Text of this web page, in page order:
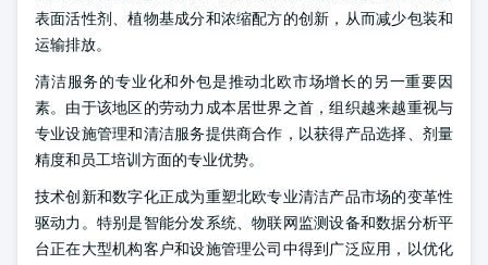
表面活性剂、植物基成分和浓缩配方的创新，从而减少包装和
运输排放。
清洁服务的专业化和外包是推动北欧市场增长的另一重要因
素。由于该地区的劳动力成本居世界之首，组织越来越重视与
专业设施管理和清洁服务提供商合作，以获得产品选择、剂量
精度和员工培训方面的专业优势。
技术创新和数字化正成为重塑北欧专业清洁产品市场的变革性
驱动力。特别是智能分发系统、物联网监测设备和数据分析平
台正在大型机构客户和设施管理公司中得到广泛应用，以优化